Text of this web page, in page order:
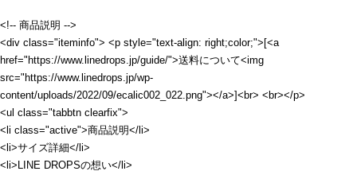
<!-- 商品説明 -->
<div class="iteminfo"> <p style="text-align: right;color;">[<a
href="https://www.linedrops.jp/guide/">送料について<img
src="https://www.linedrops.jp/wp-
content/uploads/2022/09/ecalic002_022.png"></a>]<br> <br></p>
<ul class="tabbtn clearfix">
<li class="active">商品説明</li>
<li>サイズ詳細</li>
<li>LINE DROPSの想い</li>